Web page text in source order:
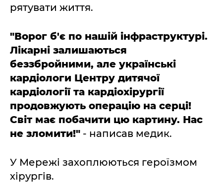
рятувати життя.
"Ворог б'є по нашій інфраструктурі.
Лікарні залишаються
беззбройними, але українські
кардіологи Центру дитячої
кардіології та кардіохірургії
продовжують операцію на серці!
Світ має побачити цю картину. Нас
не зломити!" - написав медик.
У Мережі захоплюються героїзмом
хірургів.